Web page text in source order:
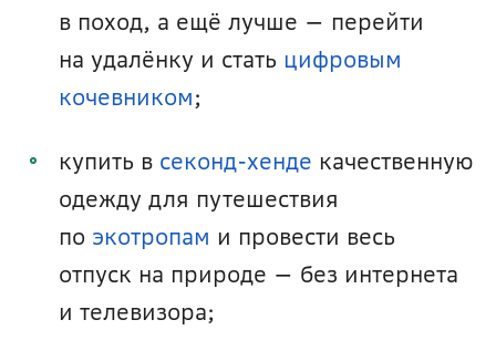
в поход, а ещё лучше — перейти
на удалёнку и стать цифровым
кочевником;
купить в секонд-хенде качественную
одежду для путешествия
по экотропам и провести весь
отпуск на природе — без интернета
и телевизора;